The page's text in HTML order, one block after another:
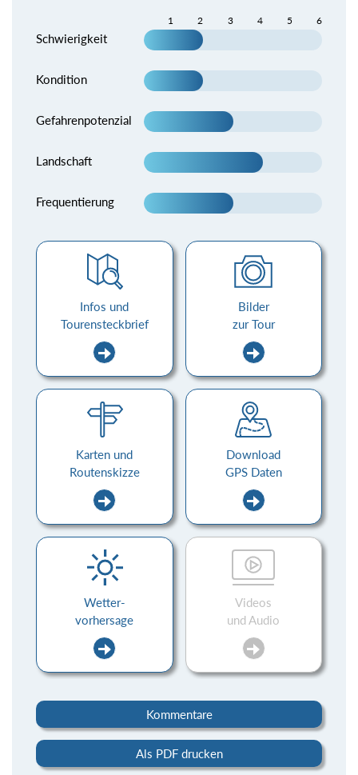
1 2 3 4 5 6
Schwierigkeit
Kondition
Gefahrenpotenzial
Landschaft
Frequentierung
Infos und
Tourensteckbrief
Bilder
zur Tour
Karten und
Routenskizze
Download
GPS Daten
Wetter-
vorhersage
Videos
und Audio
Kommentare
Als PDF drucken